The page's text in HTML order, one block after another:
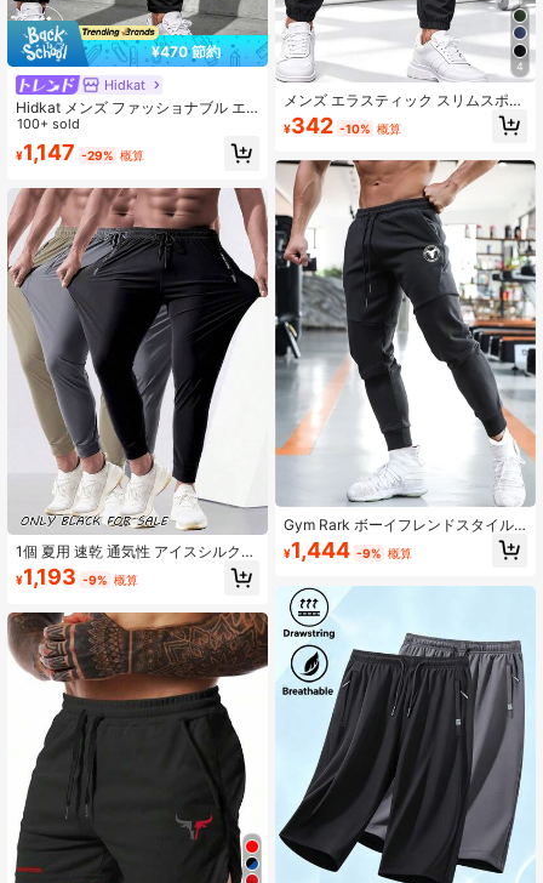
¥470 節約
Hidkat
Hidkat メンズ ファッショナブル エ
ラスティック カモフラージュ パン
ツ、軽量 通気性 ジッパーポケット付
き、フィットネス、ジョギング、春
ます
100+ sold
¥1,147 -29% 概算
1個 夏用 速乾 通気性 アイスシルク
スポーツパンツ、ボーイフレンドス
タイル カジュアル ランニングパンツ
エストゴム紐付き、ジム、トレーニ
ング、フィットネス、スポーツ、ア
ウトドア用、父の日ギフトにも
¥1,193 -9% 概算
4
メンズ エラスティック スリムスポー
ツパンツ、ドローストリングカフ
ス、ジッパーポケット、ウエストゴ
ランニング、アウトドアスポーツに
適しています
¥342 -10% 概算
Gym Rark ボーイフレンドスタイル
メンズ ドローストリング ブル柄 伸
縮性カフス スポーツ カジュアル ア
ンツ メンズ スウェットパンツ メン
ズ 軽量
¥1,444 -9% 概算